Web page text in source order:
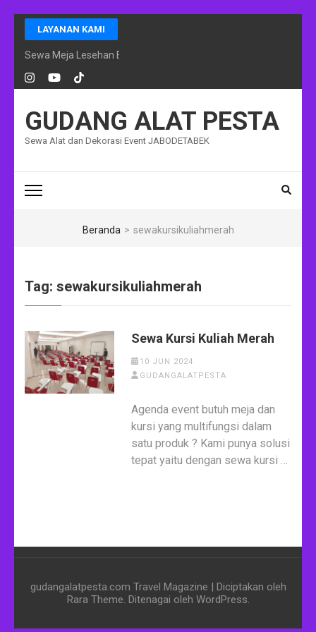
Lompat
ke
konten
(Tekan
Enter)
LAYANAN KAMI
Sewa Meja Lesehan Event Ramadhan Jakarta
GUDANG ALAT PESTA
Sewa Alat dan Dekorasi Event JABODETABEK
Beranda > sewakursikuliahmerah
Tag: sewakursikuliahmerah
Sewa Kursi Kuliah Merah
10 JUN 2024
GUDANGALATPESTA
Agenda event butuh meja dan
kursi yang multifungsi dalam
satu produk ? Kami punya solusi
tepat yaitu dengan sewa kursi …
gudangalatpesta.com Travel Magazine | Diciptakan oleh
Rara Theme . Ditenagai oleh WordPress